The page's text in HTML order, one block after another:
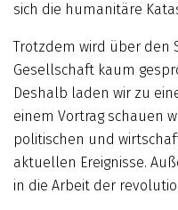
sich die humanitäre
Trotzdem wird über den
Gesellschaft kaum
Deshalb laden wir zu
einem Vortrag schauen
politischen und
aktuellen Ereignisse.
in die Arbeit der